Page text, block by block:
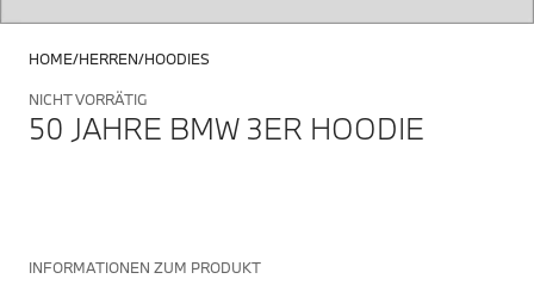
HOME HERREN HOODIES
NICHT VORRÄTIG
50 JAHRE BMW 3ER HOODIE
INFORMATIONEN ZUM PRODUKT